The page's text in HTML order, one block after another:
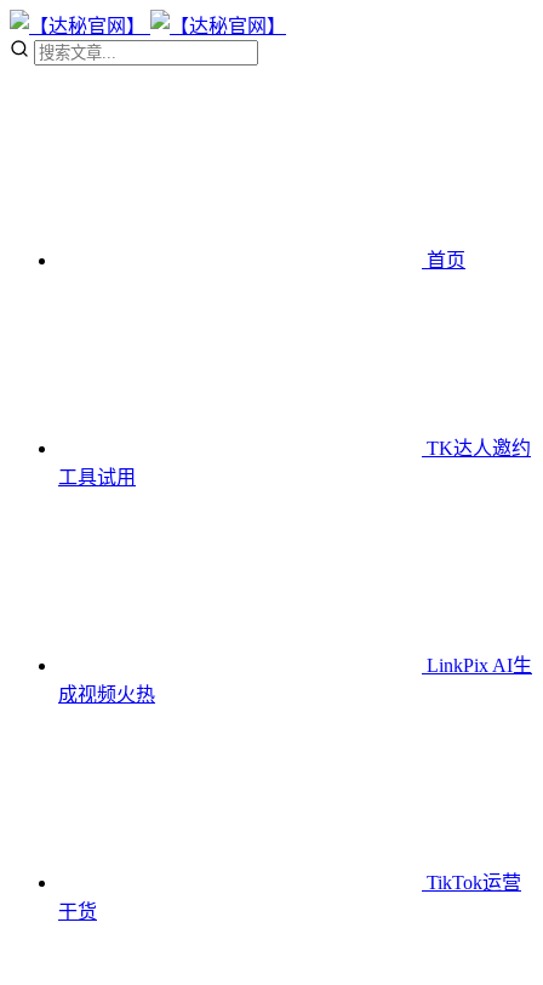
首页
TK达人邀约
工具试用
LinkPix AI生
成视频火热
TikTok运营
干货